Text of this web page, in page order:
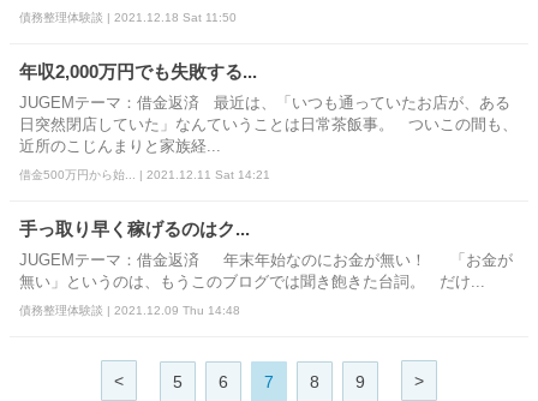
債務整理体験談 | 2021.12.18 Sat 11:50
年収2,000万円でも失敗する...
JUGEMテーマ：借金返済 最近は、「いつも通っていたお店が、ある
日突然閉店していた」なんていうことは日常茶飯事。 ついこの間も、
近所のこじんまりと家族経...
借金500万円から始... | 2021.12.11 Sat 14:21
手っ取り早く稼げるのはク...
JUGEMテーマ：借金返済 年末年始なのにお金が無い！ 「お金が
無い」というのは、もうこのブログでは聞き飽きた台詞。 だけ...
債務整理体験談 | 2021.12.09 Thu 14:48
< 5 6 7 8 9 >